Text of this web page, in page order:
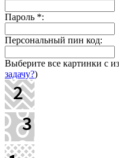
Пароль *:
Персональный пин код:
Выберите все картинки с
задачу?)